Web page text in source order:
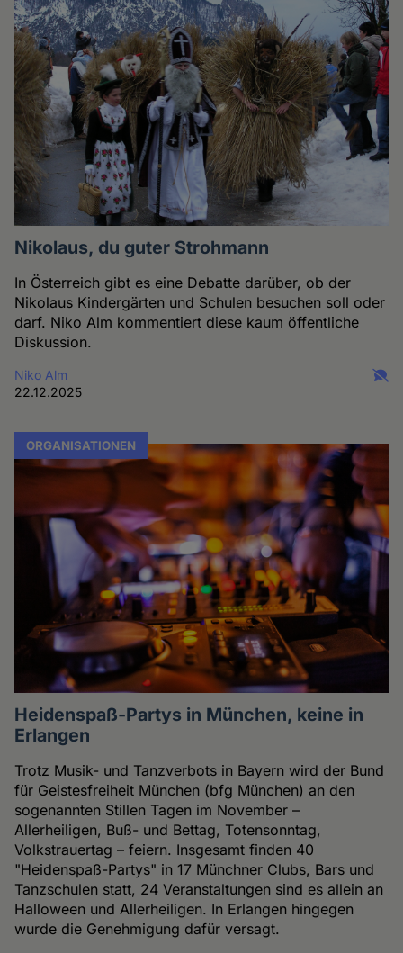
Nikolaus, du guter Strohmann
In Österreich gibt es eine Debatte darüber, ob der
Nikolaus Kindergärten und Schulen besuchen soll oder
darf. Niko Alm kommentiert diese kaum öffentliche
Diskussion.
Niko Alm
22.12.2025
ORGANISATIONEN
Heidenspaß-Partys in München, keine in
Erlangen
Trotz Musik- und Tanzverbots in Bayern wird der Bund
für Geistesfreiheit München (bfg München) an den
sogenannten Stillen Tagen im November –
Allerheiligen, Buß- und Bettag, Totensonntag,
Volkstrauertag – feiern. Insgesamt finden 40
"Heidenspaß-Partys" in 17 Münchner Clubs, Bars und
Tanzschulen statt, 24 Veranstaltungen sind es allein an
Halloween und Allerheiligen. In Erlangen hingegen
wurde die Genehmigung dafür versagt.